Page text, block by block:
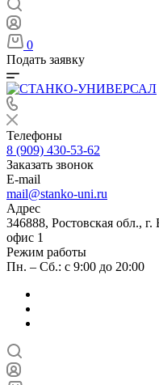
0
Подать заявку
Телефоны
8 (909) 430-53-62
Заказать звонок
E-mail
mail@stanko-uni.ru
Адрес
346888, Ростовская обл.,
офис 1
Режим работы
Пн. – Сб.: с 9:00 до 20:00